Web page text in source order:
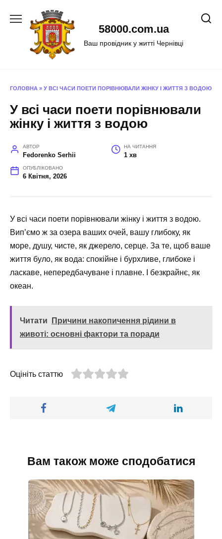
58000.com.ua
Ваш провідник у житті Чернівці
ГОЛОВНА » У ВСІ ЧАСИ ПОЕТИ ПОРІВНЮВАЛИ ЖІНКУ І ЖИТТЯ З ВОДОЮ
У всі часи поети порівнювали
жінку і життя з водою
АВТОР
Fedorenko Serhii
НА ЧИТАННЯ
1 хв
ОПУБЛІКОВАНО
6 Квітня, 2026
У всі часи поети порівнювали жінку і життя з водою.
Вип’ємо ж за озера ваших очей, вашу глибоку, як
море, душу, чисте, як джерело, серце. За те, щоб ваше
життя було, як вода: спокійне і бурхливе, глибоке і
ласкаве, непередбачуване і плавне. І безкрайнє, як
океан.
Читати
Причини накопичення рідини в
животі: основні фактори та поради
Оцініть статтю
Вам також може сподобатися